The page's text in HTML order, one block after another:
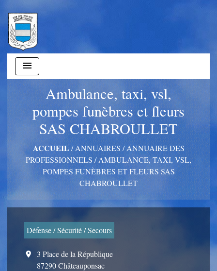
menu
Ambulance, taxi, vsl,
pompes funèbres et fleurs
SAS CHABROULLET
ACCUEIL/ANNUAIRES/ANNUAIRE DES
PROFESSIONNELS/AMBULANCE, TAXI, VSL,
POMPES FUNÈBRES ET FLEURS SAS
CHABROULLET
Défense / Sécurité / Secours
location_on
3 Place de la République
87290 Châteauponsac